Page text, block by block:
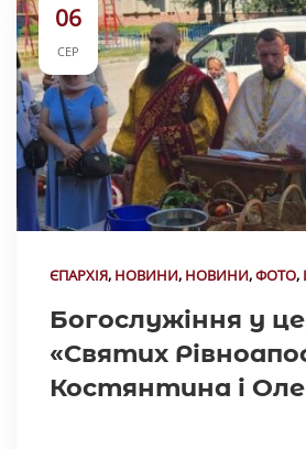
06
СЕР
ЄПАРХІЯ, НОВИНИ, НОВИНИ,ФОТО,
Богослужіння у
«Святих
Костянтина і